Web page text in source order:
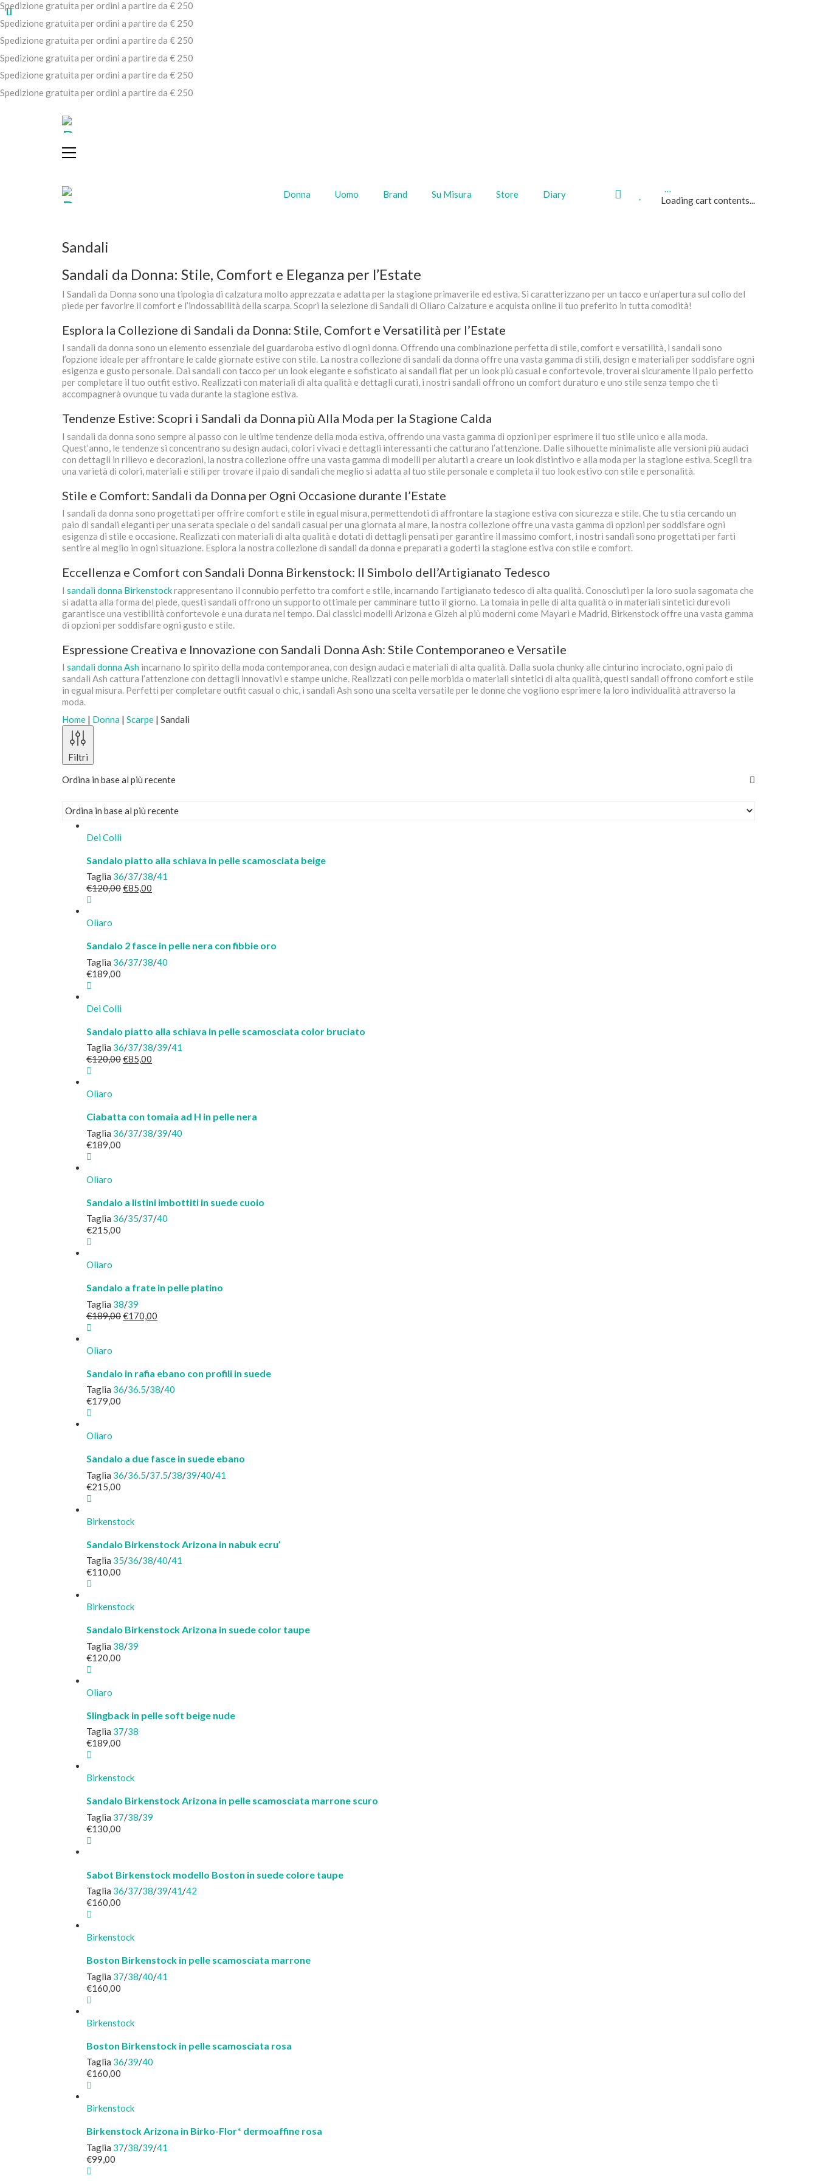
Spedizione gratuita per ordini a partire da € 250
Spedizione gratuita per ordini a partire da € 250
Spedizione gratuita per ordini a partire da € 250
Spedizione gratuita per ordini a partire da € 250
Spedizione gratuita per ordini a partire da € 250
Spedizione gratuita per ordini a partire da € 250
Donna Uomo Brand Su Misura Store Diary Wishlist
Loading cart contents...
Sandali
Sandali da Donna: Stile, Comfort e Eleganza per l’Estate
I Sandali da Donna sono una tipologia di calzatura molto apprezzata e adatta per la stagione primaverile ed estiva. Si caratterizzano per un tacco e un’apertura sul collo del
piede per favorire il comfort e l’indossabilità della scarpa. Scopri la selezione di Sandali di Oliaro Calzature e acquista online il tuo preferito in tutta comodità!
Esplora la Collezione di Sandali da Donna: Stile, Comfort e Versatilità per l’Estate
I sandali da donna sono un elemento essenziale del guardaroba estivo di ogni donna. Offrendo una combinazione perfetta di stile, comfort e versatilità, i sandali sono
l’opzione ideale per affrontare le calde giornate estive con stile. La nostra collezione di sandali da donna offre una vasta gamma di stili, design e materiali per soddisfare ogni
esigenza e gusto personale. Dai sandali con tacco per un look elegante e sofisticato ai sandali flat per un look più casual e confortevole, troverai sicuramente il paio perfetto
per completare il tuo outfit estivo. Realizzati con materiali di alta qualità e dettagli curati, i nostri sandali offrono un comfort duraturo e uno stile senza tempo che ti
accompagnerà ovunque tu vada durante la stagione estiva.
Tendenze Estive: Scopri i Sandali da Donna più Alla Moda per la Stagione Calda
I sandali da donna sono sempre al passo con le ultime tendenze della moda estiva, offrendo una vasta gamma di opzioni per esprimere il tuo stile unico e alla moda.
Quest’anno, le tendenze si concentrano su design audaci, colori vivaci e dettagli interessanti che catturano l’attenzione. Dalle silhouette minimaliste alle versioni più audaci
con dettagli in rilievo e decorazioni, la nostra collezione offre una vasta gamma di modelli per aiutarti a creare un look distintivo e alla moda per la stagione estiva. Scegli tra
una varietà di colori, materiali e stili per trovare il paio di sandali che meglio si adatta al tuo stile personale e completa il tuo look estivo con stile e personalità.
Stile e Comfort: Sandali da Donna per Ogni Occasione durante l’Estate
I sandali da donna sono progettati per offrire comfort e stile in egual misura, permettendoti di affrontare la stagione estiva con sicurezza e stile. Che tu stia cercando un
paio di sandali eleganti per una serata speciale o dei sandali casual per una giornata al mare, la nostra collezione offre una vasta gamma di opzioni per soddisfare ogni
esigenza di stile e occasione. Realizzati con materiali di alta qualità e dotati di dettagli pensati per garantire il massimo comfort, i nostri sandali sono progettati per farti
sentire al meglio in ogni situazione. Esplora la nostra collezione di sandali da donna e preparati a goderti la stagione estiva con stile e comfort.
Eccellenza e Comfort con Sandali Donna Birkenstock: Il Simbolo dell’Artigianato Tedesco
I sandali donna Birkenstockrappresentano il connubio perfetto tra comfort e stile, incarnando l’artigianato tedesco di alta qualità. Conosciuti per la loro suola sagomata che
si adatta alla forma del piede, questi sandali offrono un supporto ottimale per camminare tutto il giorno. La tomaia in pelle di alta qualità o in materiali sintetici durevoli
garantisce una vestibilità confortevole e una durata nel tempo. Dai classici modelli Arizona e Gizeh ai più moderni come Mayari e Madrid, Birkenstock offre una vasta gamma
di opzioni per soddisfare ogni gusto e stile.
Espressione Creativa e Innovazione con Sandali Donna Ash: Stile Contemporaneo e Versatile
I sandali donna Ash incarnano lo spirito della moda contemporanea, con design audaci e materiali di alta qualità. Dalla suola chunky alle cinturino incrociato, ogni paio di
sandali Ash cattura l’attenzione con dettagli innovativi e stampe uniche. Realizzati con pelle morbida o materiali sintetici di alta qualità, questi sandali offrono comfort e stile
in egual misura. Perfetti per completare outfit casual o chic, i sandali Ash sono una scelta versatile per le donne che vogliono esprimere la loro individualità attraverso la
moda.
Home | Donna | Scarpe | Sandali
Filtri
Ordina in base al più recente
Dei Colli
Sandalo piatto alla schiava in pelle scamosciata beige
Taglia 36/37/38/41
€120,00Il
€85,00
Oliaro
Sandalo 2 fasce in pelle nera con fibbie oro
Taglia 36/37/38/40
€189,00
Dei Colli
Sandalo piatto alla schiava in pelle scamosciata color bruciato
Taglia 36/37/38/39/41
€120,00Il
€85,00
Oliaro
Ciabatta con tomaia ad H in pelle nera
Taglia 36/37/38/39/40
€189,00
Oliaro
Sandalo a listini imbottiti in suede cuoio
Taglia 36/35/37/40
€215,00
Oliaro
Sandalo a frate in pelle platino
Taglia 38/39
€189,00Il
€170,00
Oliaro
Sandalo in rafia ebano con profili in suede
Taglia 36/36.5/38/40
€179,00
Oliaro
Sandalo a due fasce in suede ebano
Taglia 36/36.5/37.5/38/39/40/41
€215,00
Birkenstock
Sandalo Birkenstock Arizona in nabuk ecru’
Taglia 35/36/38/40/41
€110,00
Birkenstock
Sandalo Birkenstock Arizona in suede color taupe
Taglia 38/39
€120,00
Oliaro
Slingback in pelle soft beige nude
Taglia 37/38
€189,00
Birkenstock
Sandalo Birkenstock Arizona in pelle scamosciata marrone scuro
Taglia 37/38/39
€130,00
Sabot Birkenstock modello Boston in suede colore taupe
Taglia 36/37/38/39/41/42
€160,00
Birkenstock
Boston Birkenstock in pelle scamosciata marrone
Taglia 37/38/40/41
€160,00
Birkenstock
Boston Birkenstock in pelle scamosciata rosa
Taglia 36/39/40
€160,00
Birkenstock
Birkenstock Arizona in Birko-Flor* dermoaffine rosa
Taglia 37/38/39/41
€99,00